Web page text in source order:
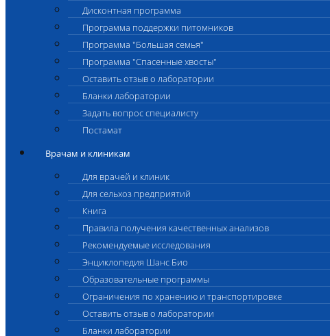
Дисконтная программа
Программа поддержки питомников
Программа "Большая семья"
Программа "Спасенные хвосты"
Оставить отзыв о лаборатории
Бланки лаборатории
Задать вопрос специалисту
Постамат
Врачам и клиникам
Для врачей и клиник
Для сельхоз предприятий
Книга
Правила получения качественных анализов
Рекомендуемые исследования
Энциклопедия Шанс Био
Образовательные программы
Ограничения по хранению и транспортировке
Оставить отзыв о лаборатории
Бланки лаборатории